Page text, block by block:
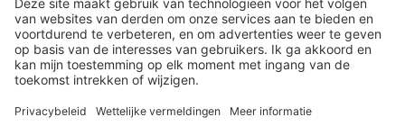
Abonneert u zich op onze nieuwsbrief
Nu aanmelden